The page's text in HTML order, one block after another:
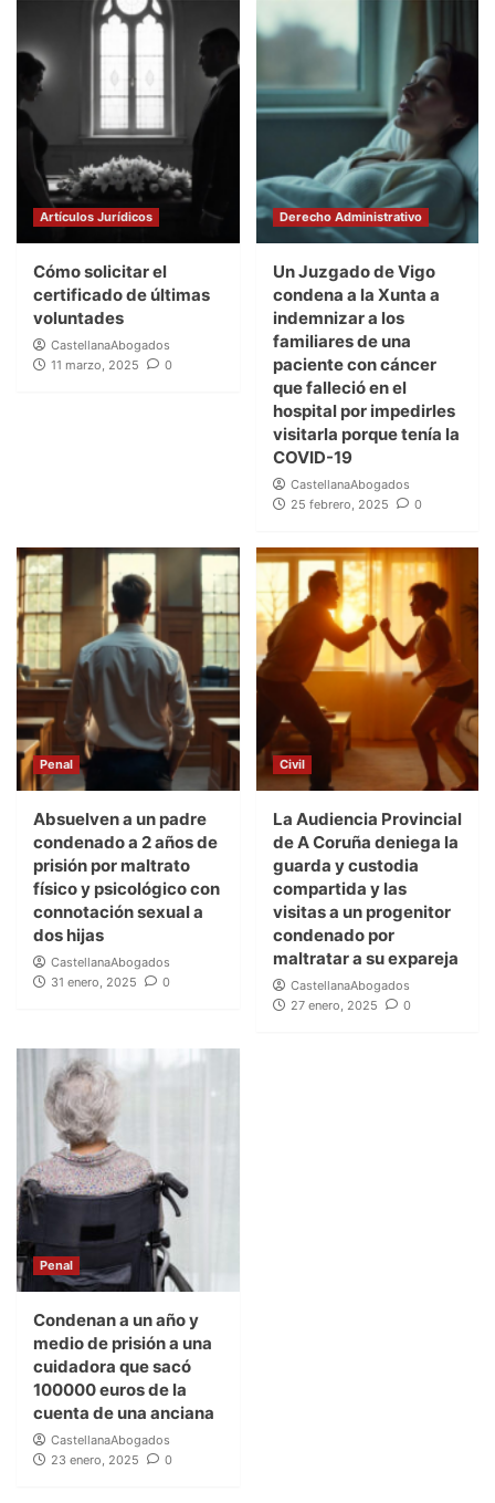
Artículos Jurídicos
Cómo solicitar el
certificado de últimas
voluntades
CastellanaAbogados
11 marzo, 2025
0
Derecho Administrativo
Un Juzgado de Vigo
condena a la Xunta a
indemnizar a los
familiares de una
paciente con cáncer
que falleció en el
hospital por impedirles
visitarla porque tenía la
COVID-19
CastellanaAbogados
25 febrero, 2025
0
Penal
Absuelven a un padre
condenado a 2 años de
prisión por maltrato
físico y psicológico con
connotación sexual a
dos hijas
CastellanaAbogados
31 enero, 2025
0
Civil
La Audiencia Provincial
de A Coruña deniega la
guarda y custodia
compartida y las
visitas a un progenitor
condenado por
maltratar a su expareja
CastellanaAbogados
27 enero, 2025
0
Penal
Condenan a un año y
medio de prisión a una
cuidadora que sacó
100000 euros de la
cuenta de una anciana
CastellanaAbogados
23 enero, 2025
0